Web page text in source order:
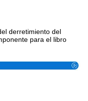
derretimiento del
para el libro